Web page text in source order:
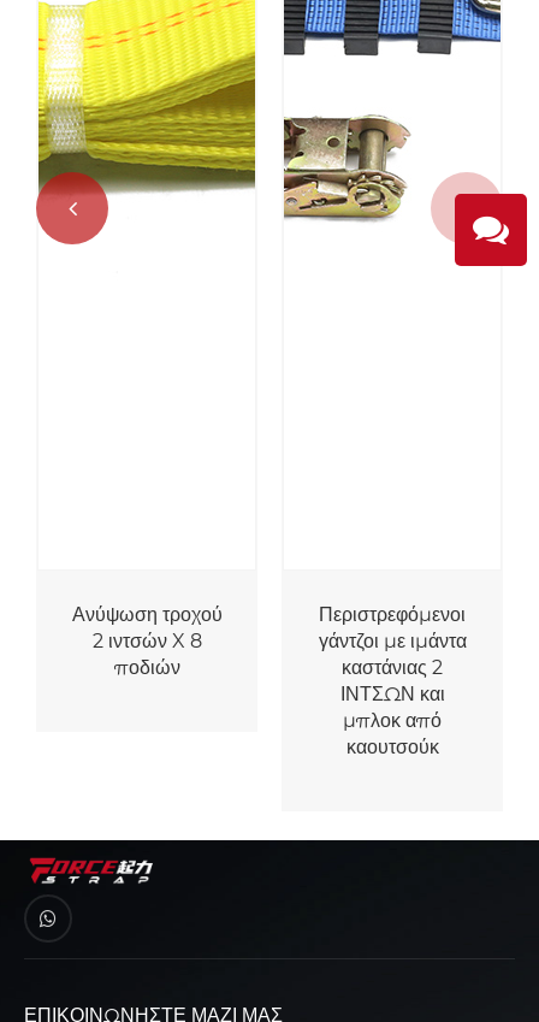
Ανύψωση τροχού
γάντζοι με
ΕΠΙΚΟΙΝΩΝΉΣΤΕ ΜΑΖΊ ΜΑΣ